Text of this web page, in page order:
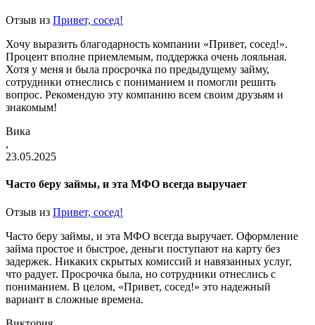
Отзыв из Привет, сосед!
Хочу выразить благодарность компании «Привет, сосед!».
Процент вполне приемлемым, поддержка очень лояльная.
Хотя у меня и была просрочка по предыдущему займу,
сотрудники отнеслись с пониманием и помогли решить
вопрос. Рекомендую эту компанию всем своим друзьям и
знакомым!
Вика
,
23.05.2025
Часто беру займы, и эта МФО всегда выручает
Отзыв из Привет, сосед!
Часто беру займы, и эта МФО всегда выручает. Оформление
займа простое и быстрое, деньги поступают на карту без
задержек. Никаких скрытых комиссий и навязанных услуг,
что радует. Просрочка была, но сотрудники отнеслись с
пониманием. В целом, «Привет, сосед!» это надежный
вариант в сложные времена.